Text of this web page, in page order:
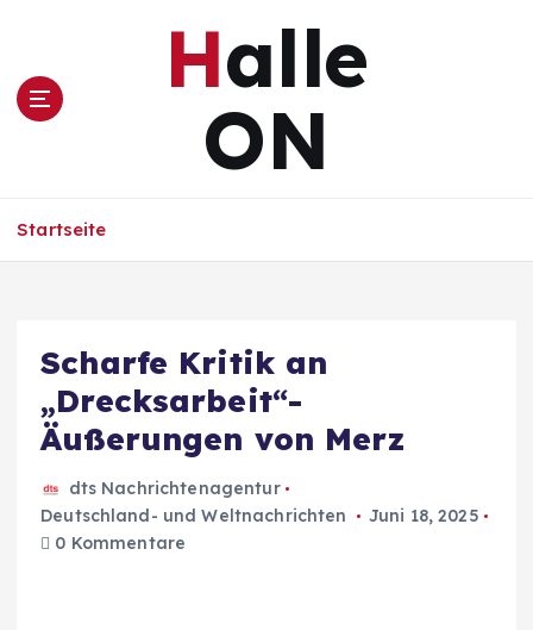
s
Halle
ON
Startseite
Scharfe Kritik an
„Drecksarbeit“-
Äußerungen von Merz
dts Nachrichtenagentur
Deutschland- und Weltnachrichten
Juni 18, 2025
0 Kommentare